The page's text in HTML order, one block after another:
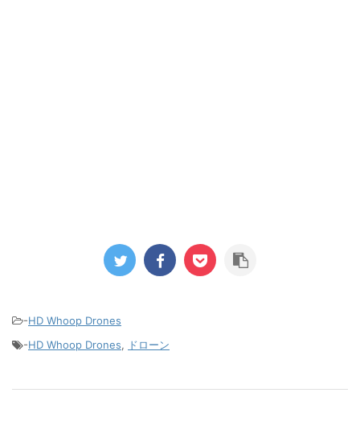
-HD Whoop Drones
-HD Whoop Drones, ドローン